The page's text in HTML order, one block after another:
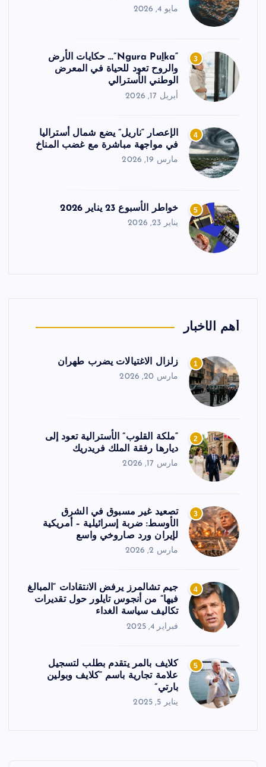
مايو 4, 2026
3
“Ngura Puḻka”… حكايات الأرض
والروح تعود للحياة في المعرض
الوطني الأسترالي
أبريل 17, 2026
4
الإعصار “ناريل” يضع شمال أستراليا
في مواجهة مباشرة مع غضب المناخ
مارس 19, 2026
5 خواطر الأسبوع 23 يناير 2026
يناير 23, 2026
أهم الأخبار
1 زلزال الاغتيالات يضرب طهران
مارس 20, 2026
2
“ملكة القلوب” الأسترالية تعود إلى
ديارها رفقة الملك فريدريك
مارس 17, 2026
3
تصعيد غير مسبوق في الشرق
الأوسط: ضربة إسرائيلية – أمريكية
لإيران ورد صاروخي واسع
مارس 2, 2026
4
جيم تشالمرز يرفض الانتقادات “المبالغ
فيها” من أنجوس تايلور حول تقديرات
تكاليف سياسة الغداء
فبراير 4, 2025
5
كلايف بالمر يتقدم بطلب لتسجيل
علامة تجارية باسم “كلايف وبولين
بارتي”
يناير 5, 2025